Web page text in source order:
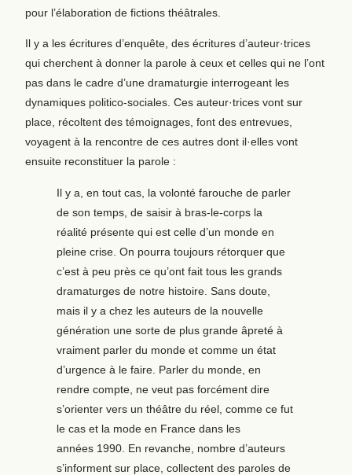
pour l’élaboration de fictions théâtrales.
Il y a les écritures d’enquête, des écritures d’auteur·trices
qui cherchent à donner la parole à ceux et celles qui ne l’ont
pas dans le cadre d’une dramaturgie interrogeant les
dynamiques politico-sociales. Ces auteur·trices vont sur
place, récoltent des témoignages, font des entrevues,
voyagent à la rencontre de ces autres dont il·elles vont
ensuite reconstituer la parole :
Il y a, en tout cas, la volonté farouche de parler
de son temps, de saisir à bras-le-corps la
réalité présente qui est celle d’un monde en
pleine crise. On pourra toujours rétorquer que
c’est à peu près ce qu’ont fait tous les grands
dramaturges de notre histoire. Sans doute,
mais il y a chez les auteurs de la nouvelle
génération une sorte de plus grande âpreté à
vraiment parler du monde et comme un état
d’urgence à le faire. Parler du monde, en
rendre compte, ne veut pas forcément dire
s’orienter vers un théâtre du réel, comme ce fut
le cas et la mode en France dans les
années 1990. En revanche, nombre d’auteurs
s’informent sur place, collectent des paroles de